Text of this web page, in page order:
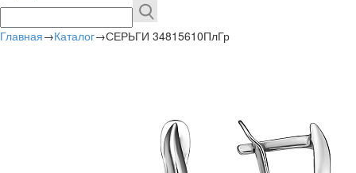
Главная→Каталог→СЕРЬГИ 34815610ПлГр